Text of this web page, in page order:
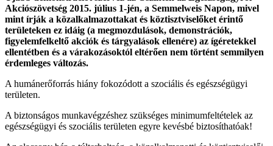
Akciószövetség 2015. július 1-jén, a Semmelweis Napon, mivel
mint írják a közalkalmazottakat és köztisztviselőket érintő
területeken ez idáig (a megmozdulások, demonstrációk,
figyelemfelkeltő akciók és tárgyalások ellenére) az ígéretekkel
ellentétben és a várakozásoktól eltérően nem történt semmilyen
érdemleges változás.
A humánerőforrás hiány fokozódott a szociális és egészségügyi
területen.
A biztonságos munkavégzéshez szükséges minimumfeltételek az
egészségügyi és szociális területen egyre kevésbé biztosíthatóak!